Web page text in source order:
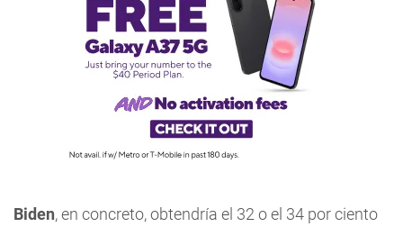
Biden, en concreto, obtendría el 32 o el 34 por ciento